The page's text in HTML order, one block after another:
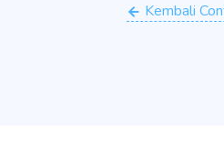
Kembali